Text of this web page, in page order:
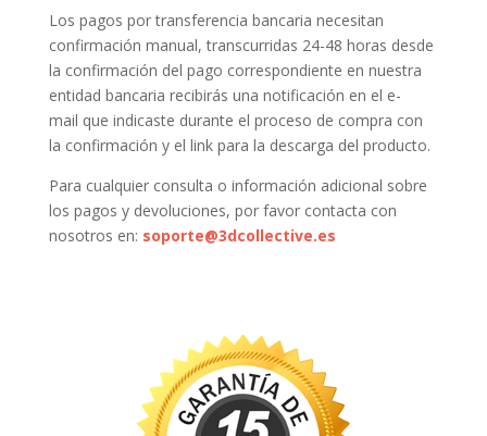
Los pagos por transferencia bancaria necesitan
confirmación manual, transcurridas 24-48 horas desde
la confirmación del pago correspondiente en nuestra
entidad bancaria recibirás una notificación en el e-
mail que indicaste durante el proceso de compra con
la confirmación y el link para la descarga del producto.
Para cualquier consulta o información adicional sobre
los pagos y devoluciones, por favor contacta con
nosotros en: soporte@3dcollective.es